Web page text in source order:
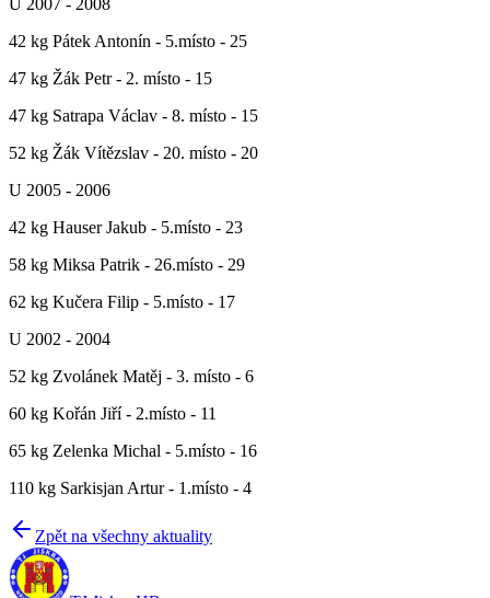
42 kg Pátek Antonín - 5.místo - 25
47 kg Žák Petr - 2. místo - 15
47 kg Satrapa Václav - 8. místo - 15
52 kg Žák Vítězslav - 20. místo - 20
U 2005 - 2006
42 kg Hauser Jakub - 5.místo - 23
58 kg Miksa Patrik - 26.místo - 29
62 kg Kučera Filip - 5.místo - 17
U 2002 - 2004
52 kg Zvolánek Matěj - 3. místo - 6
60 kg Kořán Jiří - 2.místo - 11
65 kg Zelenka Michal - 5.místo - 16
110 kg Sarkisjan Artur - 1.místo - 4
Zpět na všechny aktuality